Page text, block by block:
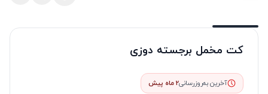
کت مخمل برجسته دوزی
آخرین به‌روزرسانی2 ماه پیش